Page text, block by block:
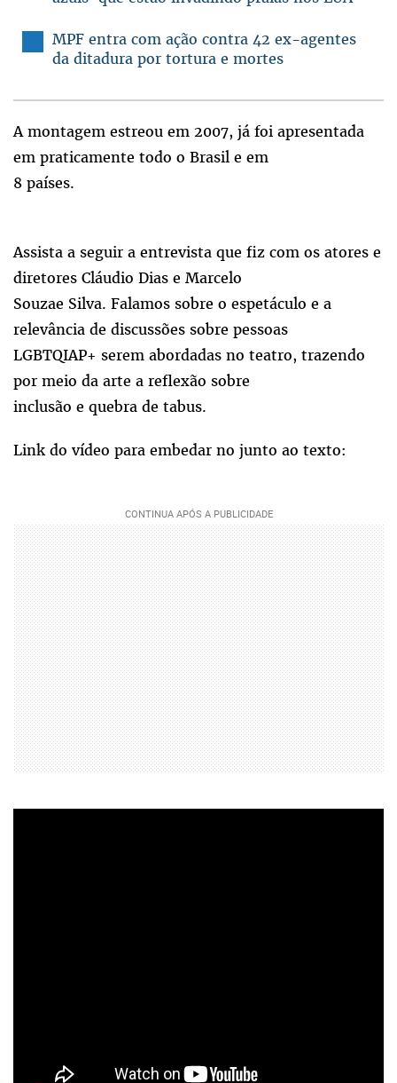
MPF entra com ação contra 42 ex-agentes
da ditadura por tortura e mortes
A montagem estreou em 2007, já foi apresentada
em praticamente todo o Brasil e em
8 países.
Assista a seguir a entrevista que fiz com os atores e
diretores Cláudio Dias e Marcelo
Souzae Silva. Falamos sobre o espetáculo e a
relevância de discussões sobre pessoas
LGBTQIAP+ serem abordadas no teatro, trazendo
por meio da arte a reflexão sobre
inclusão e quebra de tabus.
Link do vídeo para embedar no junto ao texto: